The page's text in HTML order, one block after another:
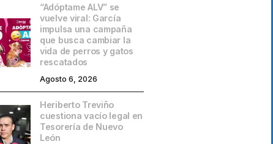
“Adóptame ALV” se
vuelve viral: García
impulsa una campaña
que busca cambiar la
vida de perros y gatos
rescatados
Agosto 6, 2026
Heriberto Treviño
cuestiona vacío legal en
Tesorería de Nuevo
León